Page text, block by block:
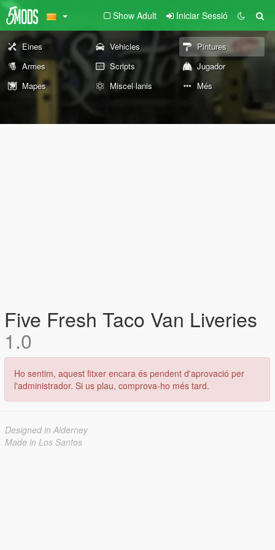
Show Adult Iniciar Sessió
Eines Vehicles
Pintures
Armes
Scripts
Jugador
Mapes
Miscel·lanis Més
Five Fresh Taco Van Liveries
1.0
Ho sentim, aquest fitxer encara és pendent d'aprovació per
l'administrador. Si us plau, comprova-ho més tard.
Designed in Alderney
Made in Los Santos